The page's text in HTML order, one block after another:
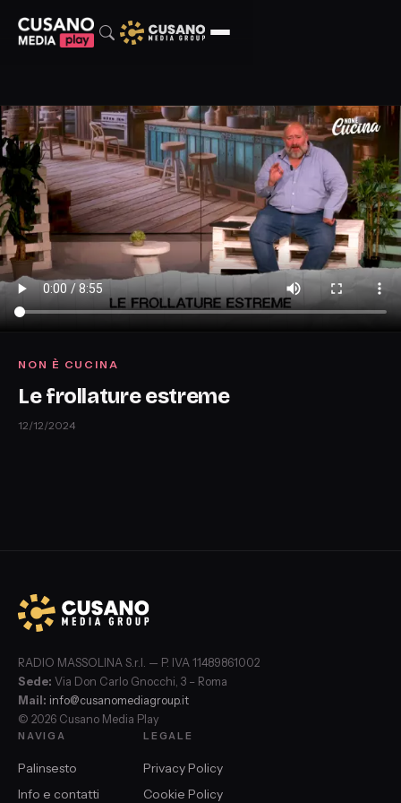
NON È CUCINA
Le frollature estreme
12/12/2024
RADIO MASSOLINA S.r.l. — P. IVA 11489861002
Sede: Via Don Carlo Gnocchi, 3 – Roma
Mail: info@cusanomediagroup.it
© 2026 Cusano Media Play
NAVIGA
Palinsesto
Info e contatti
LEGALE
Privacy Policy
Cookie Policy